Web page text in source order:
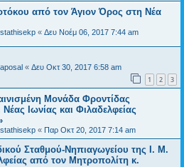
από τον Άγιον Όρος στη Νέα
stathisekp « Δευ Νοέμ 06, 2017 7:44 am
aposal « Δευ Οκτ 30, 2017 6:58 am
1 2 3
Μονάδα Φροντίδας
Ιωνίας και Φιλαδελφείας
stathisekp « Παρ Οκτ 20, 2017 7:14 am
Σταθμού-Νηπιαγωγείου της Ι. Μ.
από τον Μητροπολίτη κ.